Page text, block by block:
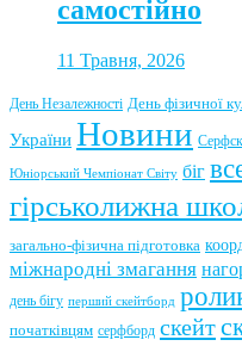
самостійно
11 Травня, 2026
День Незалежності День фізичної
України Новини
Юніорський Чемпіонат Світу біг
гірськолижна
загально-фізична підготовка
міжнародні змагання
день бігу перший скейтборд
початківцям серфборд скейт